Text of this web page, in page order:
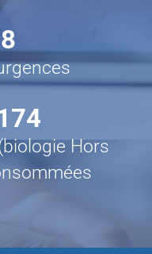
Hors